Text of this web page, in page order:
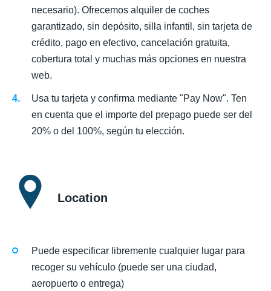
necesario). Ofrecemos alquiler de coches
garantizado, sin depósito, silla infantil, sin tarjeta de
crédito, pago en efectivo, cancelación gratuita,
cobertura total y muchas más opciones en nuestra
web.
Usa tu tarjeta y confirma mediante "Pay Now". Ten
en cuenta que el importe del prepago puede ser del
20% o del 100%, según tu elección.
Location
Puede especificar libremente cualquier lugar para
recoger su vehículo (puede ser una ciudad,
aeropuerto o entrega)